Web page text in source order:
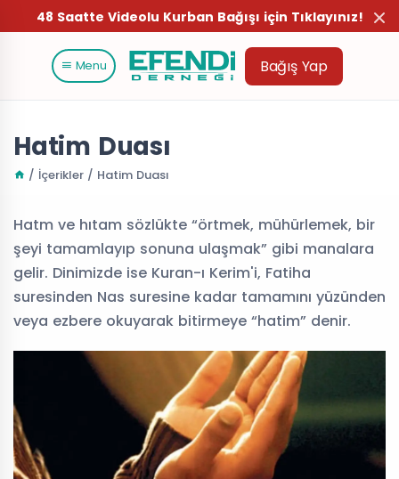
48 Saatte Videolu Kurban Bağışı için Tıklayınız!
Menu Bağış Yap
Hatim Duası
/ İçerikler / Hatim Duası
Hatm ve hıtam sözlükte “örtmek, mühürlemek, bir
şeyi tamamlayıp sonuna ulaşmak” gibi manalara
gelir. Dinimizde ise Kuran-ı Kerim'i, Fatiha
suresinden Nas suresine kadar tamamını yüzünden
veya ezbere okuyarak bitirmeye “hatim” denir.